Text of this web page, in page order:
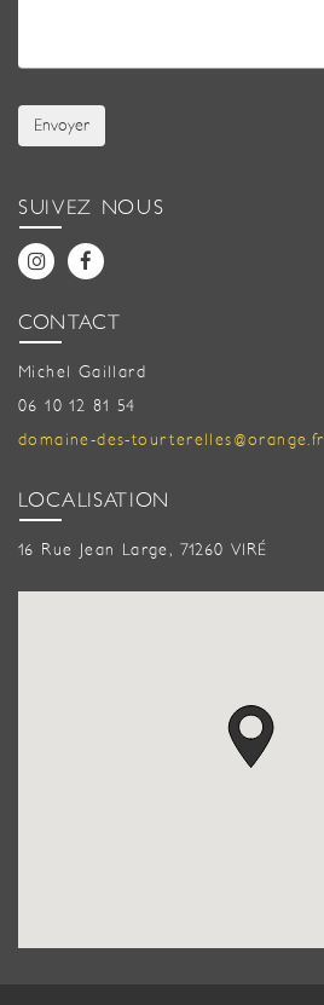
Envoyer
SUIVEZ NOUS
CONTACT
Michel Gaillard
06 10 12 81 54
domaine-des-tourterelles@orange.fr
LOCALISATION
16 Rue Jean Large, 71260 VIRÉ